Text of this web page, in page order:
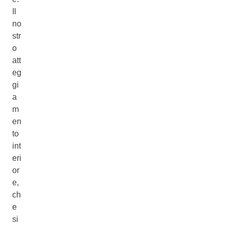
no
str
o
att
eg
gi
a
m
en
to
int
eri
or
e,
ch
e
si